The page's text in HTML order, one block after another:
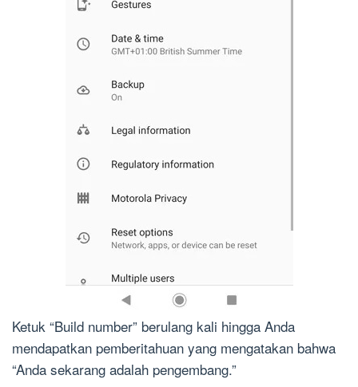
Ketuk “Build number” berulang kali hingga Anda
mendapatkan pemberitahuan yang mengatakan bahwa
“Anda sekarang adalah pengembang.”